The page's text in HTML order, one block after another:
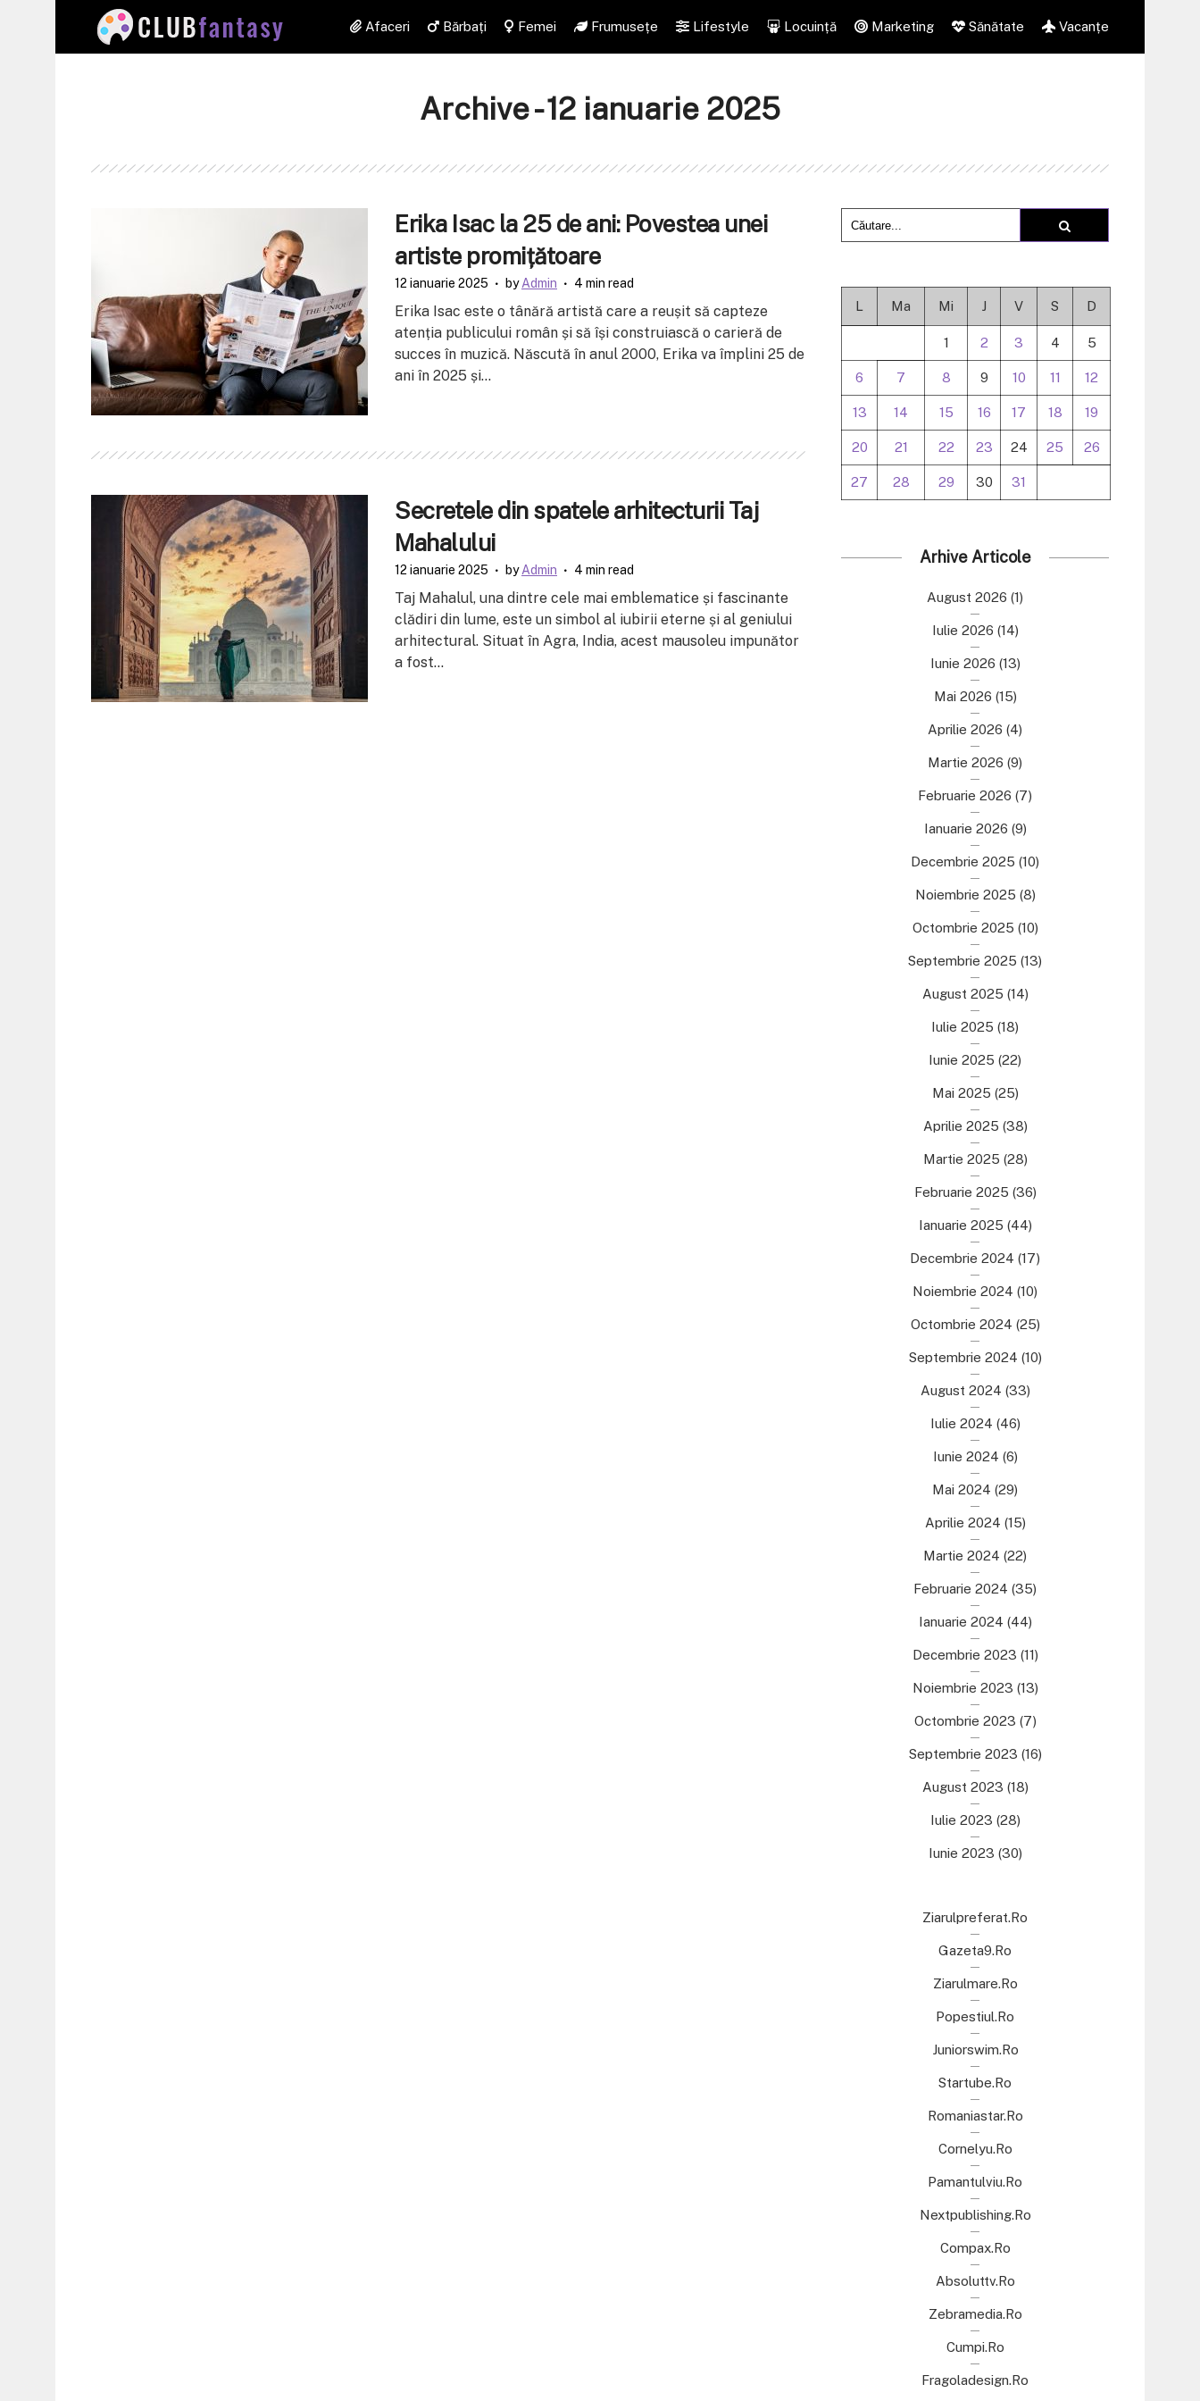
Afaceri Bărbați Femei Frumusețe Lifestyle Locuință Marketing Sănătate Vacanțe
Archive - 12 ianuarie 2025
Erika Isac la 25 de ani: Povestea unei
artiste promițătoare
12 ianuarie 2025 byAdmin 4 min read
Erika Isac este o tânără artistă care a reușit să capteze
atenția publicului român și să își construiască o carieră de
succes în muzică. Născută în anul 2000, Erika va împlini 25 de
ani în 2025 și...
Secretele din spatele arhitecturii Taj
Mahalului
12 ianuarie 2025 byAdmin 4 min read
Taj Mahalul, una dintre cele mai emblematice și fascinante
clădiri din lume, este un simbol al iubirii eterne și al geniului
arhitectural. Situat în Agra, India, acest mausoleu impunător
a fost...
L Ma Mi J V S D
1 2 3 4 5
6 7 8 9 10 11 12
13 14 15 16 17 18 19
20 21 22 23 24 25 26
27 28 29 30 31
Arhive Articole
August 2026 (1)
Iulie 2026 (14)
Iunie 2026 (13)
Mai 2026 (15)
Aprilie 2026 (4)
Martie 2026 (9)
Februarie 2026 (7)
Ianuarie 2026 (9)
Decembrie 2025 (10)
Noiembrie 2025 (8)
Octombrie 2025 (10)
Septembrie 2025 (13)
August 2025 (14)
Iulie 2025 (18)
Iunie 2025 (22)
Mai 2025 (25)
Aprilie 2025 (38)
Martie 2025 (28)
Februarie 2025 (36)
Ianuarie 2025 (44)
Decembrie 2024 (17)
Noiembrie 2024 (10)
Octombrie 2024 (25)
Septembrie 2024 (10)
August 2024 (33)
Iulie 2024 (46)
Iunie 2024 (6)
Mai 2024 (29)
Aprilie 2024 (15)
Martie 2024 (22)
Februarie 2024 (35)
Ianuarie 2024 (44)
Decembrie 2023 (11)
Noiembrie 2023 (13)
Octombrie 2023 (7)
Septembrie 2023 (16)
August 2023 (18)
Iulie 2023 (28)
Iunie 2023 (30)
Ziarulpreferat.ro
Gazeta9.ro
Ziarulmare.ro
Popestiul.ro
Juniorswim.ro
Startube.ro
Romaniastar.ro
Cornelyu.ro
Pamantulviu.ro
Nextpublishing.ro
Compax.ro
Absoluttv.ro
Zebramedia.ro
Cumpi.ro
Fragoladesign.ro